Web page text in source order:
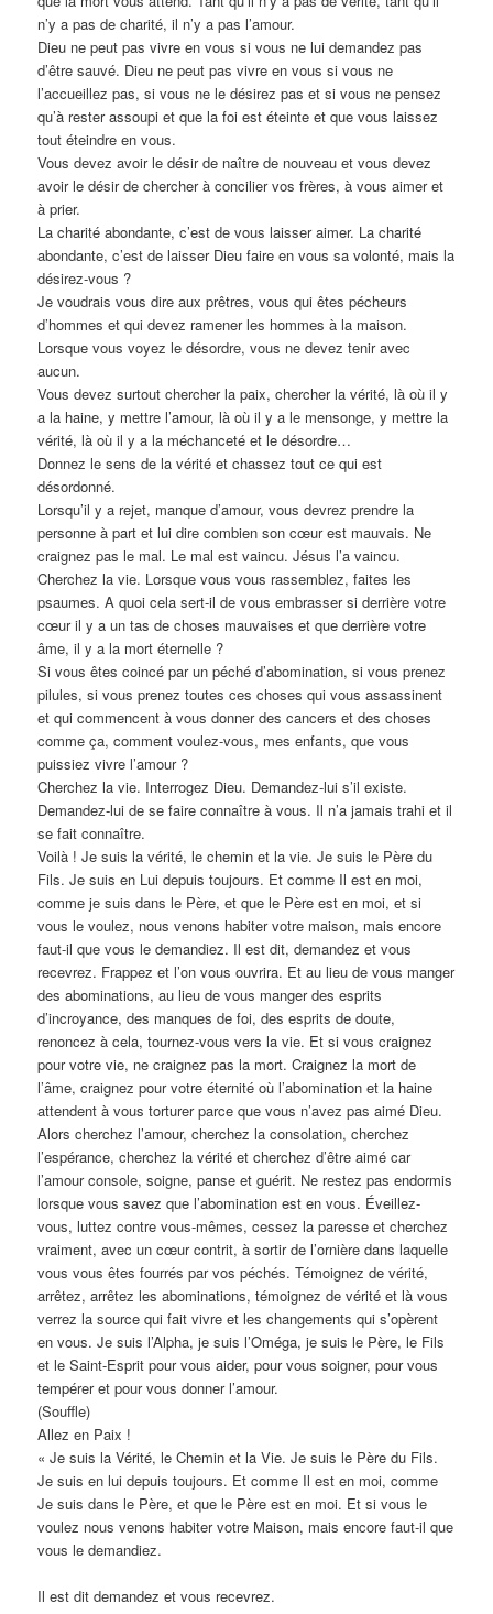
n’y a pas de charité, il n’y a pas l’amour.
Dieu ne peut pas vivre en vous si vous ne lui demandez pas
d’être sauvé. Dieu ne peut pas vivre en vous si vous ne
l’accueillez pas, si vous ne le désirez pas et si vous ne pensez
qu’à rester assoupi et que la foi est éteinte et que vous laissez
tout éteindre en vous.
Vous devez avoir le désir de naître de nouveau et vous devez
avoir le désir de chercher à concilier vos frères, à vous aimer et
à prier.
La charité abondante, c’est de vous laisser aimer. La charité
abondante, c’est de laisser Dieu faire en vous sa volonté, mais la
désirez-vous ?
Je voudrais vous dire aux prêtres, vous qui êtes pécheurs
d’hommes et qui devez ramener les hommes à la maison.
Lorsque vous voyez le désordre, vous ne devez tenir avec
aucun.
Vous devez surtout chercher la paix, chercher la vérité, là où il y
a la haine, y mettre l’amour, là où il y a le mensonge, y mettre la
vérité, là où il y a la méchanceté et le désordre…
Donnez le sens de la vérité et chassez tout ce qui est
désordonné.
Lorsqu’il y a rejet, manque d’amour, vous devrez prendre la
personne à part et lui dire combien son cœur est mauvais. Ne
craignez pas le mal. Le mal est vaincu. Jésus l’a vaincu.
Cherchez la vie. Lorsque vous vous rassemblez, faites les
psaumes. A quoi cela sert-il de vous embrasser si derrière votre
cœur il y a un tas de choses mauvaises et que derrière votre
âme, il y a la mort éternelle ?
Si vous êtes coincé par un péché d’abomination, si vous prenez
pilules, si vous prenez toutes ces choses qui vous assassinent
et qui commencent à vous donner des cancers et des choses
comme ça, comment voulez-vous, mes enfants, que vous
puissiez vivre l’amour ?
Cherchez la vie. Interrogez Dieu. Demandez-lui s’il existe.
Demandez-lui de se faire connaître à vous. Il n’a jamais trahi et il
se fait connaître.
Voilà ! Je suis la vérité, le chemin et la vie. Je suis le Père du
Fils. Je suis en Lui depuis toujours. Et comme Il est en moi,
comme je suis dans le Père, et que le Père est en moi, et si
vous le voulez, nous venons habiter votre maison, mais encore
faut-il que vous le demandiez. Il est dit, demandez et vous
recevrez. Frappez et l’on vous ouvrira. Et au lieu de vous manger
des abominations, au lieu de vous manger des esprits
d’incroyance, des manques de foi, des esprits de doute,
renoncez à cela, tournez-vous vers la vie. Et si vous craignez
pour votre vie, ne craignez pas la mort. Craignez la mort de
l’âme, craignez pour votre éternité où l’abomination et la haine
attendent à vous torturer parce que vous n’avez pas aimé Dieu.
Alors cherchez l’amour, cherchez la consolation, cherchez
l’espérance, cherchez la vérité et cherchez d’être aimé car
l’amour console, soigne, panse et guérit. Ne restez pas endormis
lorsque vous savez que l’abomination est en vous. Éveillez-
vous, luttez contre vous-mêmes, cessez la paresse et cherchez
vraiment, avec un cœur contrit, à sortir de l’ornière dans laquelle
vous vous êtes fourrés par vos péchés. Témoignez de vérité,
arrêtez, arrêtez les abominations, témoignez de vérité et là vous
verrez la source qui fait vivre et les changements qui s’opèrent
en vous. Je suis l’Alpha, je suis l’Oméga, je suis le Père, le Fils
et le Saint-Esprit pour vous aider, pour vous soigner, pour vous
tempérer et pour vous donner l’amour.
(Souffle)
Allez en Paix !
« Je suis la Vérité, le Chemin et la Vie. Je suis le Père du Fils.
Je suis en lui depuis toujours. Et comme Il est en moi, comme
Je suis dans le Père, et que le Père est en moi. Et si vous le
voulez nous venons habiter votre Maison, mais encore faut-il que
vous le demandiez.
Il est dit demandez et vous recevrez.